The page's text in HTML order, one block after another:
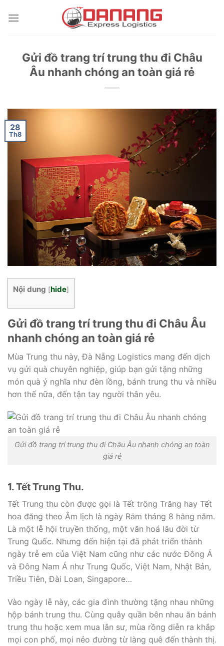
Gửi đồ trang trí trung thu đi Châu
Âu nhanh chóng an toàn giá rẻ
28
Th8
Nội dung [hide]
Gửi đồ trang trí trung thu đi Châu Âu
nhanh chóng an toàn giá rẻ
Mùa Trung thu này, Đà Nẵng Logistics mang đến dịch
vụ gửi quà chuyên nghiệp, giúp bạn gửi tặng những
món quà ý nghĩa như đèn lồng, bánh trung thu và nhiều
hơn thế nữa, đến tận tay người thân yêu.
Gửi đồ trang trí trung thu đi Châu Âu nhanh chóng an toàn
giá rẻ
1. Tết Trung Thu.
Tết Trung thu còn được gọi là Tết trông Trăng hay Tết
hoa đăng theo Âm lịch là ngày Rằm tháng 8 hằng năm.
Là một lễ hội truyền thống, một văn hoá lâu đời từ
Trung Quốc. Nhưng đến hiện tại đã phát triển thành
ngày trẻ em của Việt Nam cũng như các nước Đông Á
và Đông Nam Á như Trung Quốc, Việt Nam, Nhật Bản,
Triều Tiên, Đài Loan, Singapore…
Vào ngày lễ này, các gia đình thường tặng nhau những
hộp bánh trung thu. Cùng quây quần bên nhau ăn bánh
trung thu hoặc xem mua lân sư, mùa rồng diễn ra khắp
mọi con phố, mọi nẻo đường từ làng quê đến thành thị.